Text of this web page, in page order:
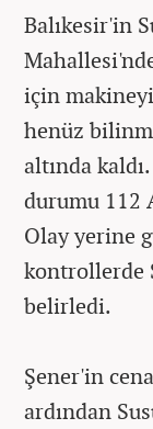
Balıkesir'in
için
henüz
altında
durumu 112
Olay yerine
kontrollerde
belirledi.
Şener'in
ardından